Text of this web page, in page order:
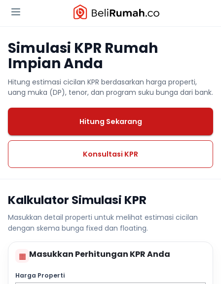
Simulasi KPR Rumah
Impian Anda
Hitung estimasi cicilan KPR berdasarkan harga properti,
uang muka (DP), tenor, dan program suku bunga dari bank.
Hitung Sekarang
Konsultasi KPR
Kalkulator Simulasi KPR
Masukkan detail properti untuk melihat estimasi cicilan
dengan skema bunga fixed dan floating.
▦ Masukkan Perhitungan KPR Anda
Harga Properti